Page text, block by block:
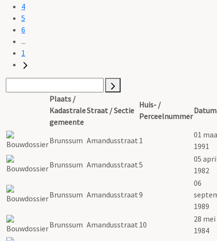
4
5
6
...
1
Plaats /
Kadastrale
gemeente
Straat / Sectie
Huis- /
Perceelnummer
Datum
Brunssum Amandusstraat 1
01
1991
Brunssum Amandusstraat5
05
1982
Brunssum Amandusstraat9
06
1989
Brunssum Amandusstraat 10
28 mei
1984